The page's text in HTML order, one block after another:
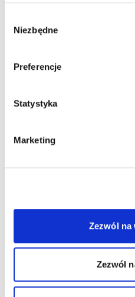
zgody
Niezbędne
Preferencje
Statystyka
Marketing
Zezwól na
Zezwól
zgłoszeniowym do
zgłoszeniowym do
Dane nie będą
Ma Pani/Pan prawo
Informuję, że
jest dla mnie
stosować do zawartych
kolejnych jego